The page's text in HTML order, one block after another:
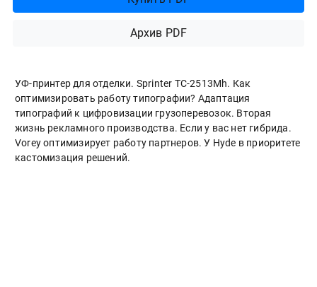
Архив PDF
УФ-принтер для отделки. Sprinter ТС-2513Mh. Как
оптимизировать работу типографии? Адаптация
типографий к цифровизации грузоперевозок. Вторая
жизнь рекламного производства. Если у вас нет гибрида.
Vorey оптимизирует работу партнеров. У Hyde в приоритете
кастомизация решений.